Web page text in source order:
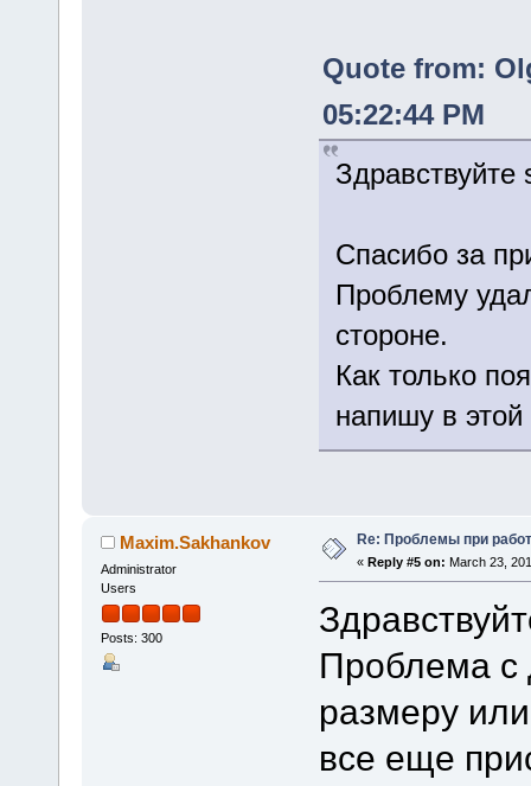
Quote from:
05:22:44 PM
Здравствуйте
Спасибо за
Проблему
стороне.
Как только
напишу в
Maxim.Sakhankov
Administrator
Users
Posts: 300
Re: Проблемы при
« Reply #5 on: March 23,
Проблема с
размеру
все еще